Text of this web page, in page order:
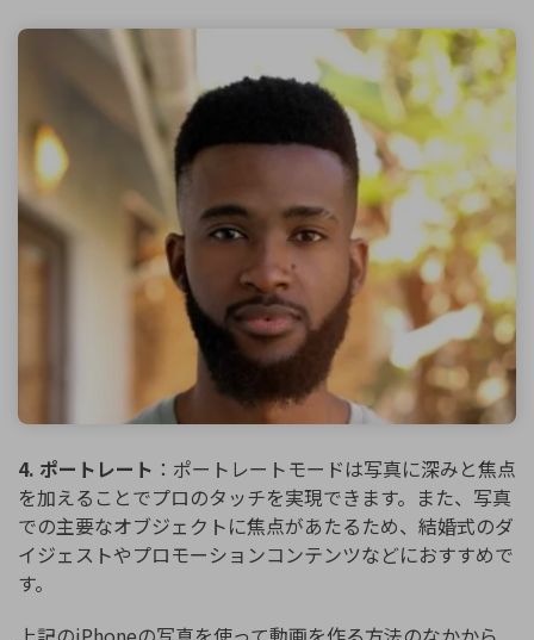
4. ポートレート ：ポートレートモードは写真に深みと焦点
を加えることでプロのタッチを実現できます。また、写真
での主要なオブジェクトに焦点があたるため、結婚式のダ
イジェストやプロモーションコンテンツなどにおすすめで
す。